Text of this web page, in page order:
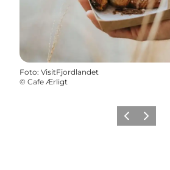
Foto: VisitFjordlandet
© Cafe Ærligt
Vorige Volgende